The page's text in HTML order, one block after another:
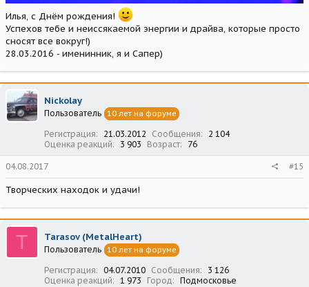
Илья, с Днём рождения!
Успехов тебе и неиссякаемой энергии и драйва, которые просто
сносят все вокруг!)
28.03.2016 - именинник, я и Сапер)
Nickolay
Пользователь 10 лет на форуме
Регистрация 21.03.2012 Сообщения
2 104
Оценка реакций
3 903 Возраст 76
04.08.2017 #15
Творческих находок и удачи!
T Tarasov (MetalHeart)
Пользователь 10 лет на форуме
Регистрация 04.07.2010 Сообщения
3 126
Оценка реакций
1 973 Город Подмосковье